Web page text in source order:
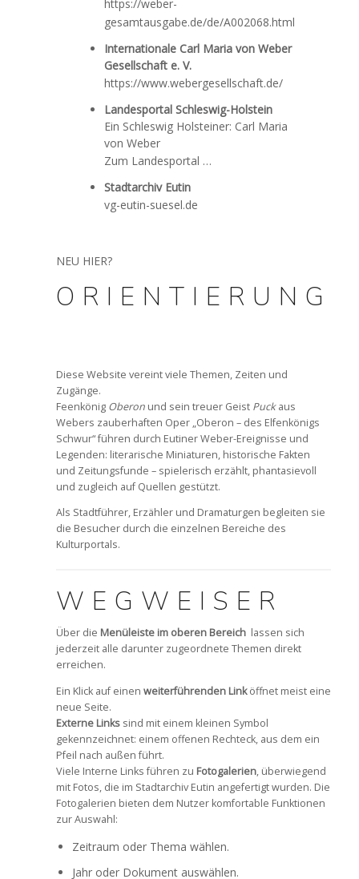
https://weber-
gesamtausgabe.de/de/A002068.html
Internationale Carl Maria von Weber
Gesellschaft e. V.
https://www.webergesellschaft.de/
Landesportal Schleswig-Holstein
Ein Schleswig Holsteiner: Carl Maria
von Weber
Zum Landesportal …
Stadtarchiv Eutin
vg-eutin-suesel.de
NEU HIER?
ORIENTIERUNG
Diese Website vereint viele Themen, Zeiten und
Zugänge.
Feenkönig Oberon und sein treuer Geist Puckaus
Webers zauberhaften Oper „Oberon – des Elfenkönigs
Schwur“ führen durch Eutiner Weber-Ereignisse und
Legenden: literarische Miniaturen, historische Fakten
und Zeitungsfunde – spielerisch erzählt, phantasievoll
und zugleich auf Quellen gestützt.
Als Stadtführer, Erzähler und Dramaturgen begleiten sie
die Besucher durch die einzelnen Bereiche des
Kulturportals.
WEGWEISER
Über die Menüleiste im oberen Bereich lassen sich
jederzeit alle darunter zugeordnete Themen direkt
erreichen.
Ein Klick auf einen weiterführenden Linköffnet meist eine
neue Seite.
Externe Links sind mit einem kleinen Symbol
gekennzeichnet: einem offenen Rechteck, aus dem ein
Pfeil nach außen führt.
Viele Interne Links führen zu Fotogalerien, überwiegend
mit Fotos, die im Stadtarchiv Eutin angefertigt wurden. Die
Fotogalerien bieten dem Nutzer komfortable Funktionen
zur Auswahl:
Zeitraum oder Thema wählen.
Jahr oder Dokument auswählen.